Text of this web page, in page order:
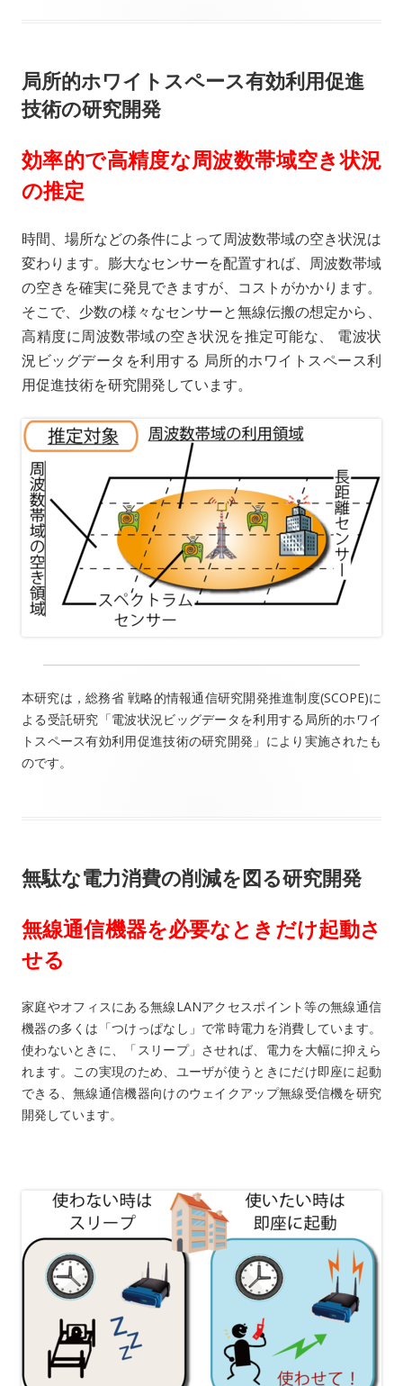
局所的ホワイトスペース有効利用促進
技術の研究開発
効率的で高精度な周波数帯域空き状況
の推定
時間、場所などの条件によって周波数帯域の空き状況は
変わります。膨大なセンサーを配置すれば、周波数帯域
の空きを確実に発見できますが、コストがかかります。
そこで、少数の様々なセンサーと無線伝搬の想定から、
高精度に周波数帯域の空き状況を推定可能な、 電波状
況ビッグデータを利用する 局所的ホワイトスペース利
用促進技術を研究開発しています。
本研究は，総務省 戦略的情報通信研究開発推進制度(SCOPE)に
よる受託研究「電波状況ビッグデータを利用する局所的ホワイ
トスペース有効利用促進技術の研究開発」により実施されたも
のです。
無駄な電力消費の削減を図る研究開発
無線通信機器を必要なときだけ起動さ
せる
家庭やオフィスにある無線LANアクセスポイント等の無線通信
機器の多くは「つけっぱなし」で常時電力を消費しています。
使わないときに、「スリープ」させれば、電力を大幅に抑えら
れます。この実現のため、ユーザが使うときにだけ即座に起動
できる、無線通信機器向けのウェイクアップ無線受信機を研究
開発しています。